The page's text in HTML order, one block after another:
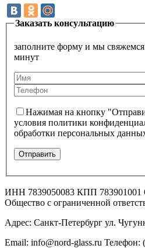
Заказать консультацию
заполните форму и мы
минут
Нажимая на кнопку
условия политики
обработки персональных
ИНН 7839050083 КПП 783901001
Общество с ограниченной
Адрес: Санкт-Петербург ул.
Email: info@nord-glass.ru Телефон: